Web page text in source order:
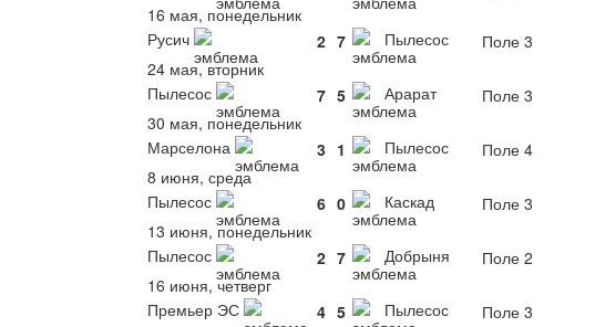
16 мая, понедельник
Русич
2 7 Пылесос
Поле 3
24 мая, вторник
Пылесос
7 5 Арарат
Поле 3
30 мая, понедельник
Марселона
3 1 Пылесос
Поле 4
8 июня, среда
Пылесос
6 0 Каскад
Поле 3
13 июня, понедельник
Пылесос
2 7 Добрыня
Поле 2
16 июня, четверг
Премьер ЭС
4 5 Пылесос
Поле 3